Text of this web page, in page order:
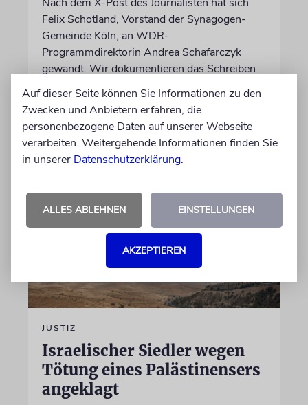
Felix Schotland, Vorstand der Synagogen-
Gemeinde Köln, an WDR-
Programmdirektorin Andrea Schafarczyk
gewandt. Wir dokumentieren das Schreiben
von Felix Schotland
07.08.2026
JUSTIZ
Israelischer Siedler wegen
Tötung eines Palästinensers
angeklagt
Auf dieser Seite können Sie Informationen zu den
Zwecken und Anbietern erfahren, die
personenbezogene Daten auf unserer Webseite
verarbeiten. Weitergehende Informationen finden Sie
in unserer Datenschutzerklärung.
ALLES ABLEHNEN EINSTELLUNGEN
AKZEPTIEREN